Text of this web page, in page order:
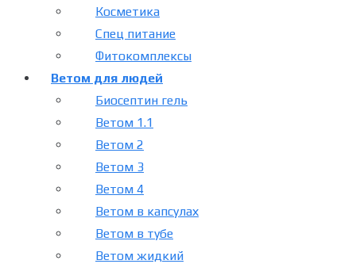
Косметика
Спец питание
Фитокомплексы
Ветом для людей
Биосептин гель
Ветом 1.1
Ветом 2
Ветом 3
Ветом 4
Ветом в капсулах
Ветом в тубе
Ветом жидкий